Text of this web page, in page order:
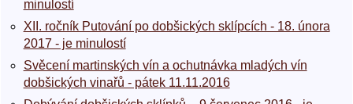
minulostí
XII. ročník Putování po dobšických sklípcích - 18. února
2017 - je minulostí
Svěcení martinských vín a ochutnávka mladých vín
dobšických vinařů - pátek 11.11.2016